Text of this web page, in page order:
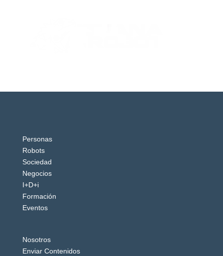
Personas
Robots
Sociedad
Negocios
I+D+i
Formación
Eventos
Nosotros
Enviar Contenidos